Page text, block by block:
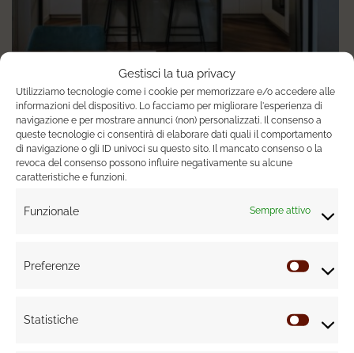
Gestisci la tua privacy
Utilizziamo tecnologie come i cookie per memorizzare e/o accedere alle
informazioni del dispositivo. Lo facciamo per migliorare l'esperienza di
navigazione e per mostrare annunci (non) personalizzati. Il consenso a
queste tecnologie ci consentirà di elaborare dati quali il comportamento
di navigazione o gli ID univoci su questo sito. Il mancato consenso o la
revoca del consenso possono influire negativamente su alcune
caratteristiche e funzioni.
Funzionale Sempre attivo
Preferenze
Statistiche